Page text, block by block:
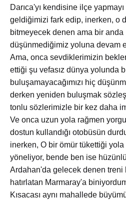
Darıca'yı kendisine ilçe
geldiğimizi fark edip, inerken, o
bitmeyecek denen ama bir
düşünmediğimiz yoluna devam
Ama, onca sevdiklerimizin
ettiği şu vefasız dünya yolunda
buluşamayacağımızı hiç
derken yeniden buluşmak
tonlu sözlerimizle bir kez daha
Ve onca uzun yola rağmen
dostun kullandığı otobüsün
inerken, O bir ömür tükettiği
yöneliyor, bende ben ise
Ardahan'da gelecek denen treni
hatırlatan Marmaray'a
Kısacası aynı mahallede